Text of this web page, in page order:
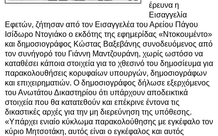
έρευνα η
Εισαγγελία
Εφετών, ζήτησαν από τον Εισαγγελέα του Αρείου Πάγου
Ισίδωρο Ντογιάκο ο εκδότης της εφημερίδας «Ντοκουμέντο»
και δημοσιογράφος Κώστας Βαξεβάνης συνοδευόμενος από
τον συνήγορό του Γιάννη Μαντζουράνη, χωρίς ωστόσο να
καταθέσει κάποια στοιχεία για το χθεσινό του δημοσίευμα για
παρακολουθήσεις κορυφαίων υπουργών, δημοσιογράφων
και επιχειρηματιών. Ο δημοσιογράφος δήλωσε εξερχόμενος
του Ανωτάτου Δικαστηρίου ότι υπάρχουν αποδεικτικά
στοιχεία που θα κατατεθούν και επέκρινε έντονα τις
δικαστικές αρχές για την μη διερεύνηση της υπόθεσης.
«Υπάρχει ενιαίο κύκλωμα παρακολούθησης με εγκέφαλο τον
κύριο Μητσοτάκη, αυτός είναι ο εγκέφαλος και αυτός